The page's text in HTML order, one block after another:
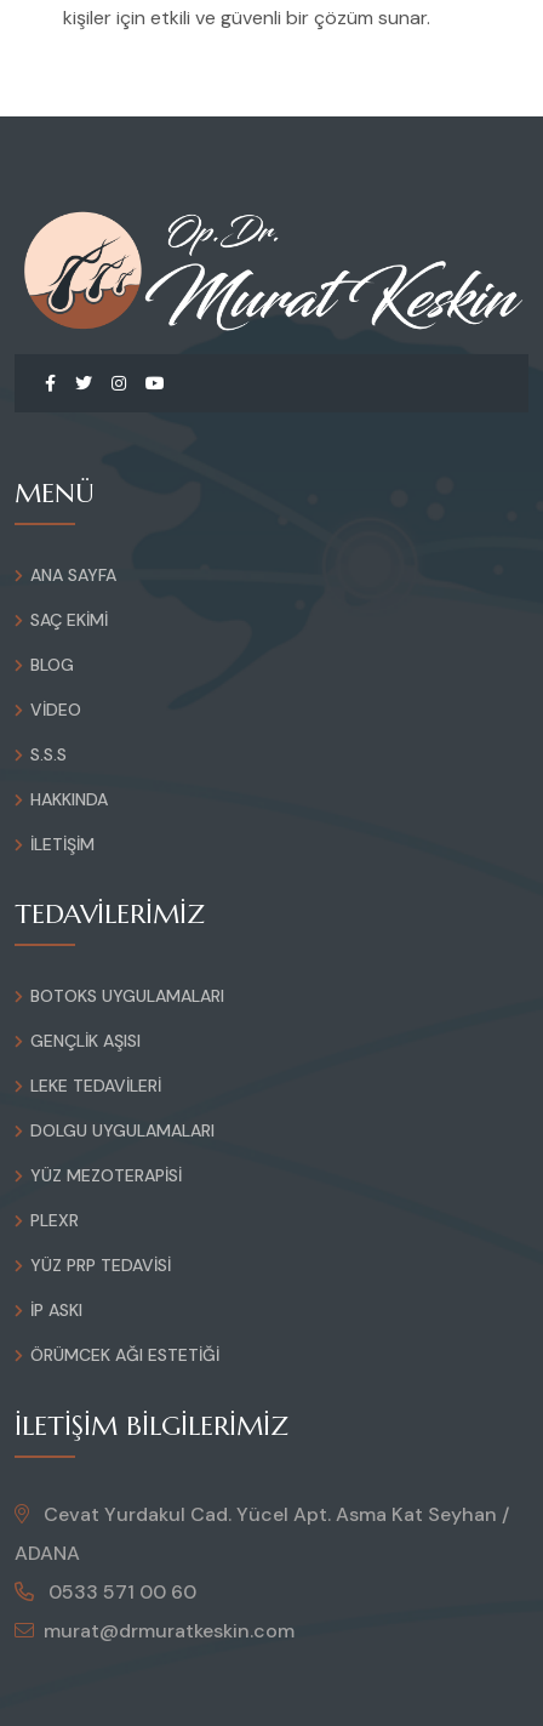
kişiler için etkili ve güvenli bir çözüm sunar.
MENÜ
ANA SAYFA
SAÇ EKIMI
BLOG
VIDEO
S.S.S
HAKKINDA
İLETIŞIM
TEDAVİLERİMİZ
BOTOKS UYGULAMALARI
GENÇLIK AŞISI
LEKE TEDAVILERI
DOLGU UYGULAMALARI
YÜZ MEZOTERAPISI
PLEXR
YÜZ PRP TEDAVISI
İP ASKI
ÖRÜMCEK AĞI ESTETIĞI
İLETIŞIM BILGILERIMIZ
Cevat Yurdakul Cad. Yücel Apt. Asma Kat Seyhan /
ADANA
0533 571 00 60
murat@drmuratkeskin.com